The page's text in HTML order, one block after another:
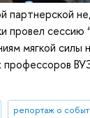
партнерской
провел
мягкой силы
профессоров
репортаж о